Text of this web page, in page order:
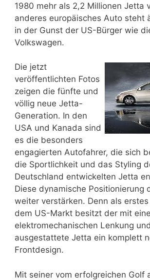
1980 mehr als 2,2 Millionen Jetta
anderes europäisches Auto steht
in der Gunst der US-Bürger wie
Volkswagen.
Die jetzt
veröffentlichten Fotos
zeigen die fünfte und
völlig neue Jetta-
Generation. In den
USA und Kanada sind
es die besonders
engagierten Autofahrer, die sich
die Sportlichkeit und das Styling
Deutschland entwickelten Jetta
Diese dynamische Positionierung
weiter verstärken. Denn als
dem US-Markt besitzt der mit
elektromechanischen Lenkung
ausgestattete Jetta ein komplett
Frontdesign.
Mit seiner vom erfolgreichen Golf